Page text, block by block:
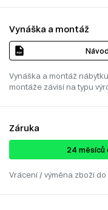
Vynáška a montáž
Vynáška a montáž
montáže závisí na typu
Záruka
24 ​​​​měsíců
Vrácení / výměna zboží